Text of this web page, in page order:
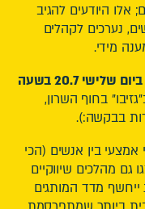
אלו היודעים להגיב
נערכים לקהלים
מידי.
ועידת MAD 2021 תיערך כמסיבת חוף, ביום שלישי 20.7 בשעה
בחוף השרון,
בבקשה:).
אמצעי בין אנשים (הכי
גם מהלכים שיווקיים
ייחשף מדד המותגים